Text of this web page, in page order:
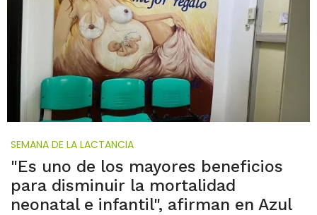
SEMANA DE LA LACTANCIA
"Es uno de los mayores beneficios
para disminuir la mortalidad
neonatal e infantil", afirman en Azul